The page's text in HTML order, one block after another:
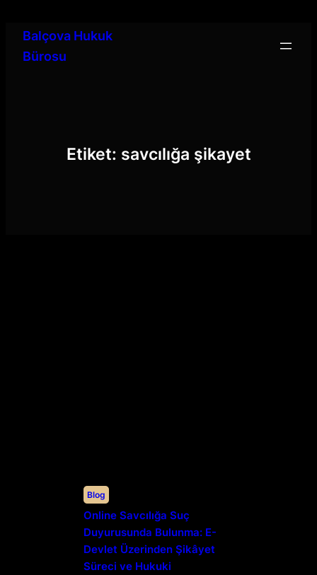
Balçova Hukuk
Bürosu
Etiket: savcılığa şikayet
Blog
Online Savcılığa Suç
Duyurusunda Bulunma: E-
Devlet Üzerinden Şikâyet
Süreci ve Hukuki